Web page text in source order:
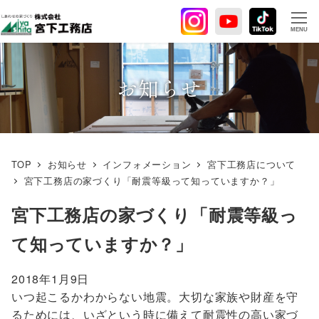
イ
ン
コ
ン
テ
ン
ツ
MENU
お知らせ
TOP お知らせ インフォメーション
宮下工務店について
宮下工務店の家づくり「耐震等級って知っていますか？」
宮下工務店の家づくり「耐震等級っ
て知っていますか？」
2018年1月9日
いつ起こるかわからない地震。大切な家族や財産を守
るためには、いざという時に備えて耐震性の高い家づ